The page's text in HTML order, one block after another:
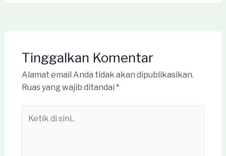
Tinggalkan Komentar
Alamat email Anda tidak akan dipublikasikan.
Ruas yang wajib ditandai *